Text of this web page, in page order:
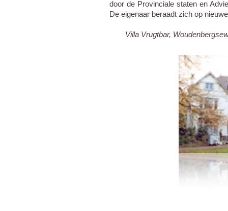
door de Provinciale staten en
De eigenaar beraadt zich op
Villa Vrugtbar,